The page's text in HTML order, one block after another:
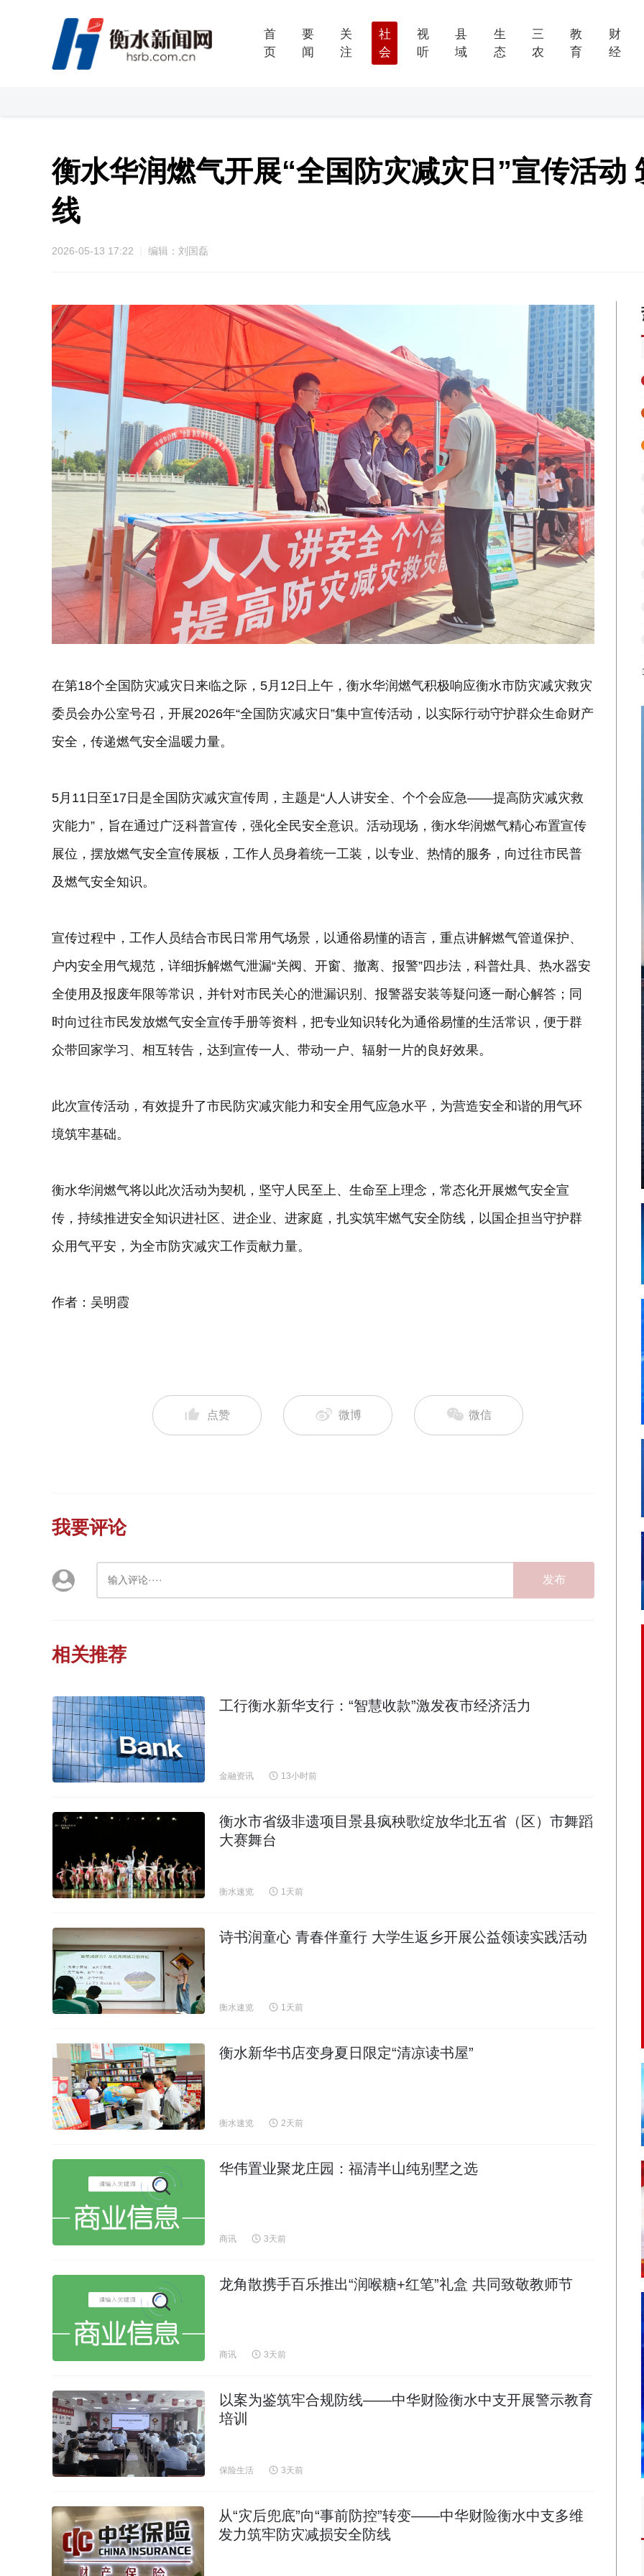
首
页
要
闻
关
注
社
会
视
听
县
域
生
态
三
农
教
育
财
经
衡水华润燃气开展“全国防灾减灾日”宣传活动
线
2026-05-13 17:22 编辑：刘国磊
在第18个全国防灾减灾日来临之际，5月12日上午，衡水华润燃气积极响应衡水市防灾减灾救灾
委员会办公室号召，开展2026年“全国防灾减灾日”集中宣传活动，以实际行动守护群众生命财产
安全，传递燃气安全温暖力量。
5月11日至17日是全国防灾减灾宣传周，主题是“人人讲安全、个个会应急——提高防灾减灾救
灾能力”，旨在通过广泛科普宣传，强化全民安全意识。活动现场，衡水华润燃气精心布置宣传
展位，摆放燃气安全宣传展板，工作人员身着统一工装，以专业、热情的服务，向过往市民普
及燃气安全知识。
宣传过程中，工作人员结合市民日常用气场景，以通俗易懂的语言，重点讲解燃气管道保护、
户内安全用气规范，详细拆解燃气泄漏“关阀、开窗、撤离、报警”四步法，科普灶具、热水器安
全使用及报废年限等常识，并针对市民关心的泄漏识别、报警器安装等疑问逐一耐心解答；同
时向过往市民发放燃气安全宣传手册等资料，把专业知识转化为通俗易懂的生活常识，便于群
众带回家学习、相互转告，达到宣传一人、带动一户、辐射一片的良好效果。
此次宣传活动，有效提升了市民防灾减灾能力和安全用气应急水平，为营造安全和谐的用气环
境筑牢基础。
衡水华润燃气将以此次活动为契机，坚守人民至上、生命至上理念，常态化开展燃气安全宣
传，持续推进安全知识进社区、进企业、进家庭，扎实筑牢燃气安全防线，以国企担当守护群
众用气平安，为全市防灾减灾工作贡献力量。
作者：吴明霞
点赞 微博 微信
我要评论
发布
相关推荐
工行衡水新华支行：“智慧收款”激发夜市经济活力
金融资讯 13小时前
衡水市省级非遗项目景县疯秧歌绽放华北五省（区）市舞蹈
大赛舞台
衡水速览 1天前
诗书润童心 青春伴童行 大学生返乡开展公益领读实践活动
衡水速览 1天前
衡水新华书店变身夏日限定“清凉读书屋”
衡水速览 2天前
华伟置业聚龙庄园：福清半山纯别墅之选
商讯 3天前
龙角散携手百乐推出“润喉糖+红笔”礼盒 共同致敬教师节
商讯 3天前
以案为鉴筑牢合规防线——中华财险衡水中支开展警示教育
培训
保险生活 3天前
从“灾后兜底”向“事前防控”转变——中华财险衡水中支多维
发力筑牢防灾减损安全防线